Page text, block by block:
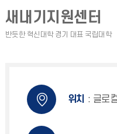
새내기지원센터
위치 : 글로